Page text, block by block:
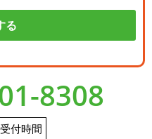
8308
付時間